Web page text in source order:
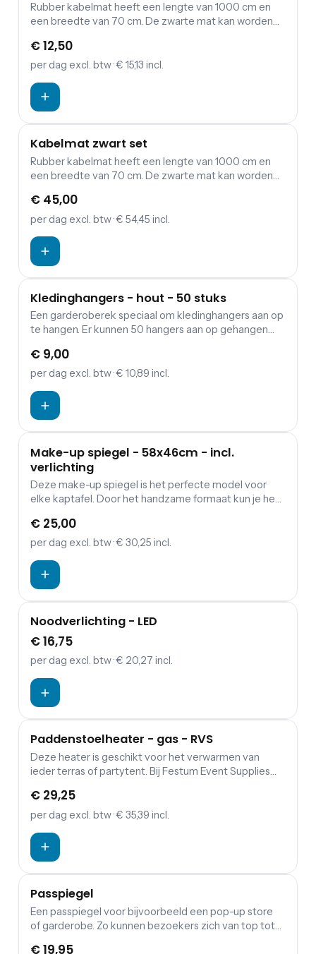
Rubber kabelmat heeft een lengte van 1000 cm en
een breedte van 70 cm. De zwarte mat kan worden
kabelmat voor jouw evenement te huren is de kans
op struikelen over kabels bijvoorbeeld een stuk
€ 12,50
per dag excl. btw· € 15,13 incl.
Kabelmat zwart set
Rubber kabelmat heeft een lengte van 1000 cm en
een breedte van 70 cm. De zwarte mat kan worden
kabelmat voor jouw evenement te huren is de kans
op struikelen ver kabels bijvoorbeeld een stuk minder
€ 45,00
per dag excl. btw· € 54,45 incl.
Kledinghangers - hout - 50 stuks
Een garderoberek speciaal om kledinghangers aan op
te hangen. Er kunnen 50 hangers aan op gehangen
€ 9,00
per dag excl. btw· € 10,89 incl.
Make-up spiegel - 58x46cm - incl.
verlichting
Deze make-up spiegel is het perfecte model voor
elke kaptafel. Door het handzame formaat kun je het
tussen je make up als de ultieme accessoire.
€ 25,00
per dag excl. btw· € 30,25 incl.
Noodverlichting - LED
€ 16,75
per dag excl. btw· € 20,27 incl.
Paddenstoelheater - gas - RVS
Deze heater is geschikt voor het verwarmen van
ieder terras of partytent. Bij Festum Event Supplies
flame gas zwart Heater op statief 9,2kw Heater
elektrisch 2000w
€ 29,25
per dag excl. btw· € 35,39 incl.
Passpiegel
Een passpiegel voor bijvoorbeeld een pop-up store
of garderobe. Zo kunnen bezoekers zich van top tot
€ 19,95